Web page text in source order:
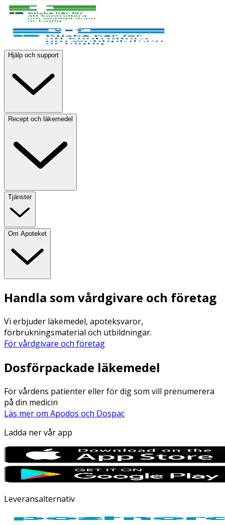
Hjälp och support
Recept och läkemedel
Tjänster
Om Apoteket
Handla som vårdgivare och företag
Vi erbjuder läkemedel, apoteksvaror,
förbrukningsmaterial och utbildningar.
För vårdgivare och företag
Dosförpackade läkemedel
För vårdens patienter eller för dig som vill prenumerera
på din medicin
Läs mer om Apodos och Dospac
Ladda ner vår app
Leveransalternativ